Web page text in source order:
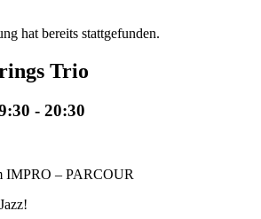
hat bereits stattgefunden.
Trio
- 20:30
IMPRO – PARCOUR